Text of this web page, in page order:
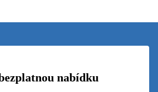
nabídku